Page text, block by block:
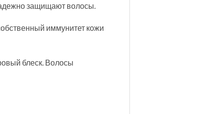
защищают волосы.
иммунитет кожи
блеск. Волосы